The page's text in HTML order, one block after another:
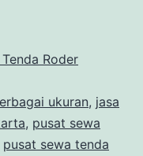
Roder
ukuran, jasa
, pusat sewa
pusat sewa tenda